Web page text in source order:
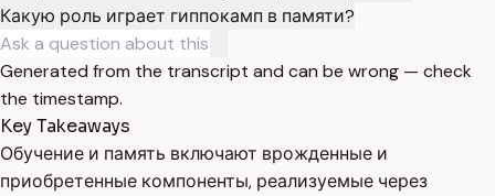
Какую роль играет гиппокамп в памяти?
Generated from the transcript and can be wrong — check
the timestamp.
Key Takeaways
Обучение и память включают врожденные и
приобретенные компоненты, реализуемые через